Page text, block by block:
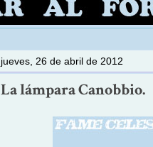
jueves, 26 de abril de 2012
La lámpara Canobbio.